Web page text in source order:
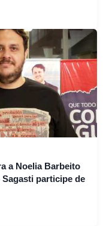
a Noelia Barbeito
Sagasti participe de